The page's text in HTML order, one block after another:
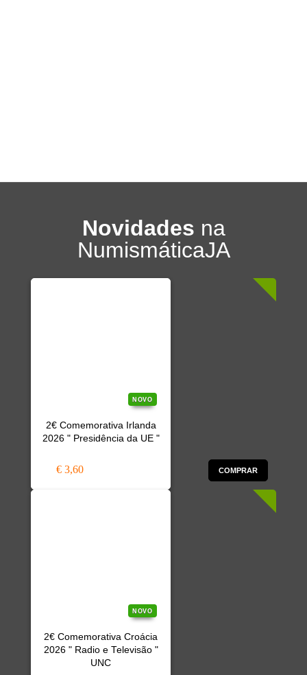
Novidades na
NumismáticaJA
NOVO
2€ Comemorativa Irlanda
2026 " Presidência da UE "
€ 3,60 COMPRAR
NOVO
2€ Comemorativa Croácia
2026 " Radio e Televisão "
UNC